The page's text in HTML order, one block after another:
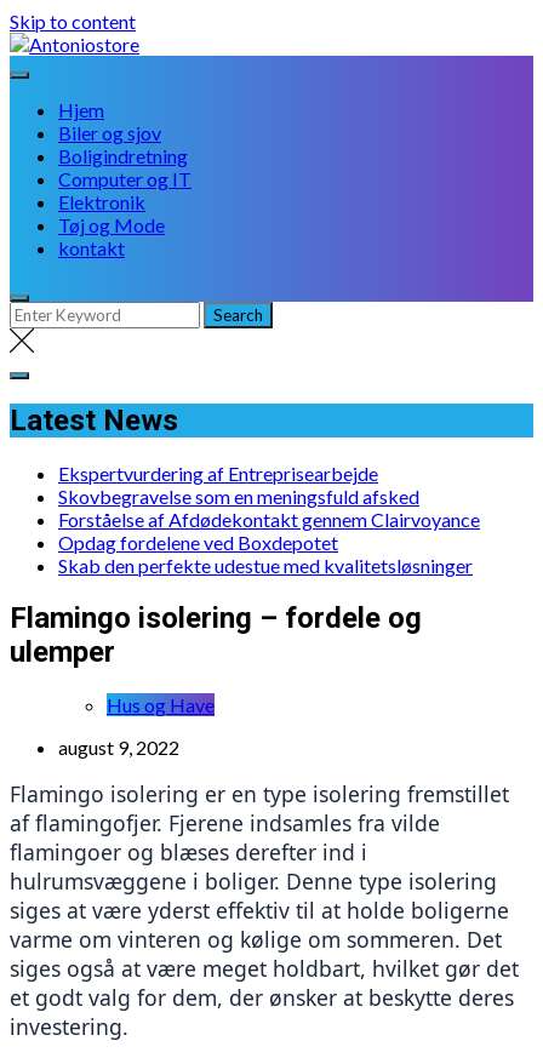
Skip to content
Hjem
Biler og sjov
Boligindretning
Computer og IT
Elektronik
Tøj og Mode
kontakt
Latest News
Ekspertvurdering af Entreprisearbejde
Skovbegravelse som en meningsfuld afsked
Forståelse af Afdødekontakt gennem Clairvoyance
Opdag fordelene ved Boxdepotet
Skab den perfekte udestue med kvalitetsløsninger
Flamingo isolering – fordele og
ulemper
Hus og Have
august 9, 2022
Flamingo isolering er en type isolering fremstillet
af flamingofjer. Fjerene indsamles fra vilde
flamingoer og blæses derefter ind i
hulrumsvæggene i boliger. Denne type isolering
siges at være yderst effektiv til at holde boligerne
varme om vinteren og kølige om sommeren. Det
siges også at være meget holdbart, hvilket gør det
et godt valg for dem, der ønsker at beskytte deres
investering.